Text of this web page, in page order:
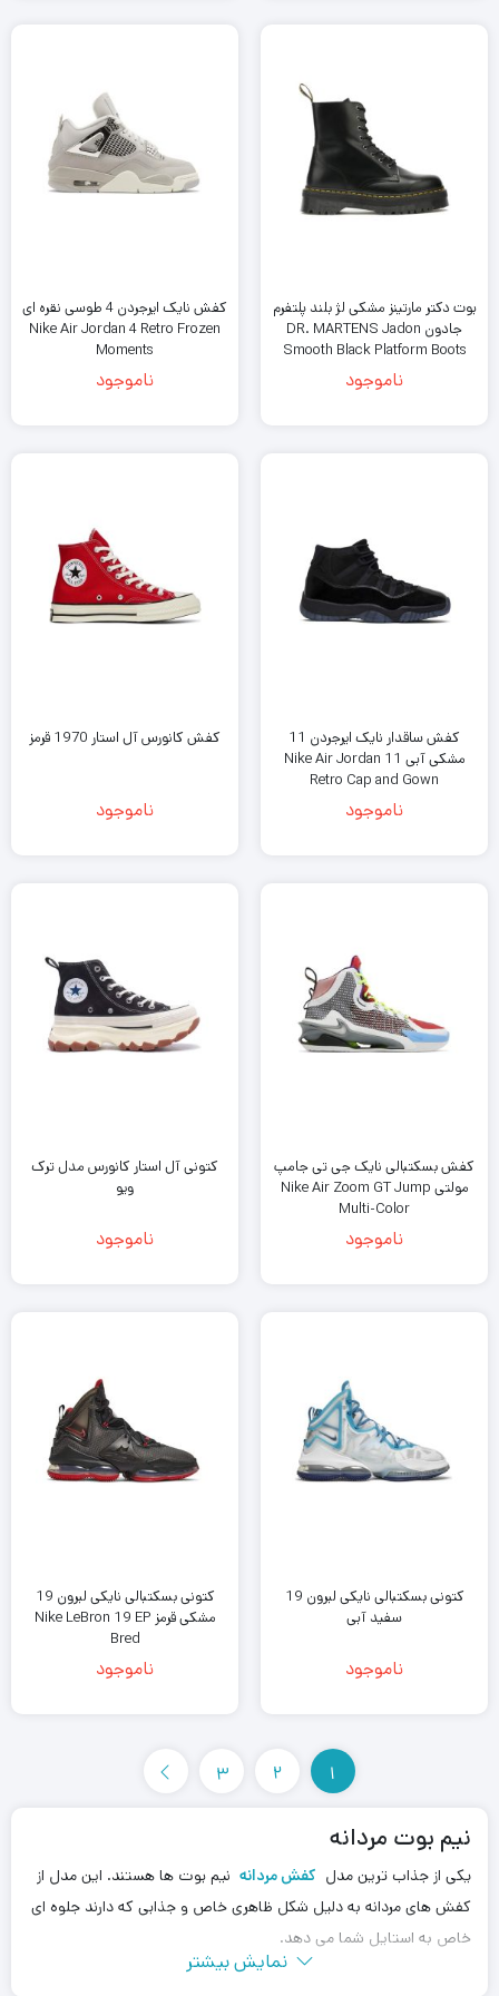
بوت دکتر مارتینز مشکی لژ بلند پلتفرم
جادون DR. MARTENS Jadon
Smooth Black Platform Boots
ناموجود
کفش نایک ایرجردن 4 طوسی نقره ای
Nike Air Jordan 4 Retro Frozen
Moments
ناموجود
کفش ساقدار نایک ایرجردن 11
مشکی آبی Nike Air Jordan 11
Retro Cap and Gown
ناموجود
کفش کانورس آل استار 1970 قرمز
ناموجود
کفش بسکتبالی نایک جی تی جامپ
مولتی Nike Air Zoom GT Jump
Multi-Color
ناموجود
کتونی آل استار کانورس مدل ترک
ویو
ناموجود
کتونی بسکتبالی نایکی لبرون 19
سفید آبی
ناموجود
کتونی بسکتبالی نایکی لبرون 19
مشکی قرمز Nike LeBron 19 EP
Bred
ناموجود
1
2
3
نیم بوت مردانه
یکی از جذاب ترین مدل کفش مردانه نیم بوت ها هستند. این مدل از
‌کفش های مردانه به دلیل شکل ظاهری خاص و جذابی که دارند جلوه ای
خاص به استایل شما می دهد.
نمایش بیشتر